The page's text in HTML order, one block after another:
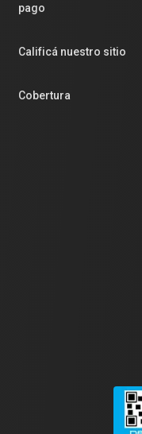
pago
Calificá nuestro sitio
Cobertura